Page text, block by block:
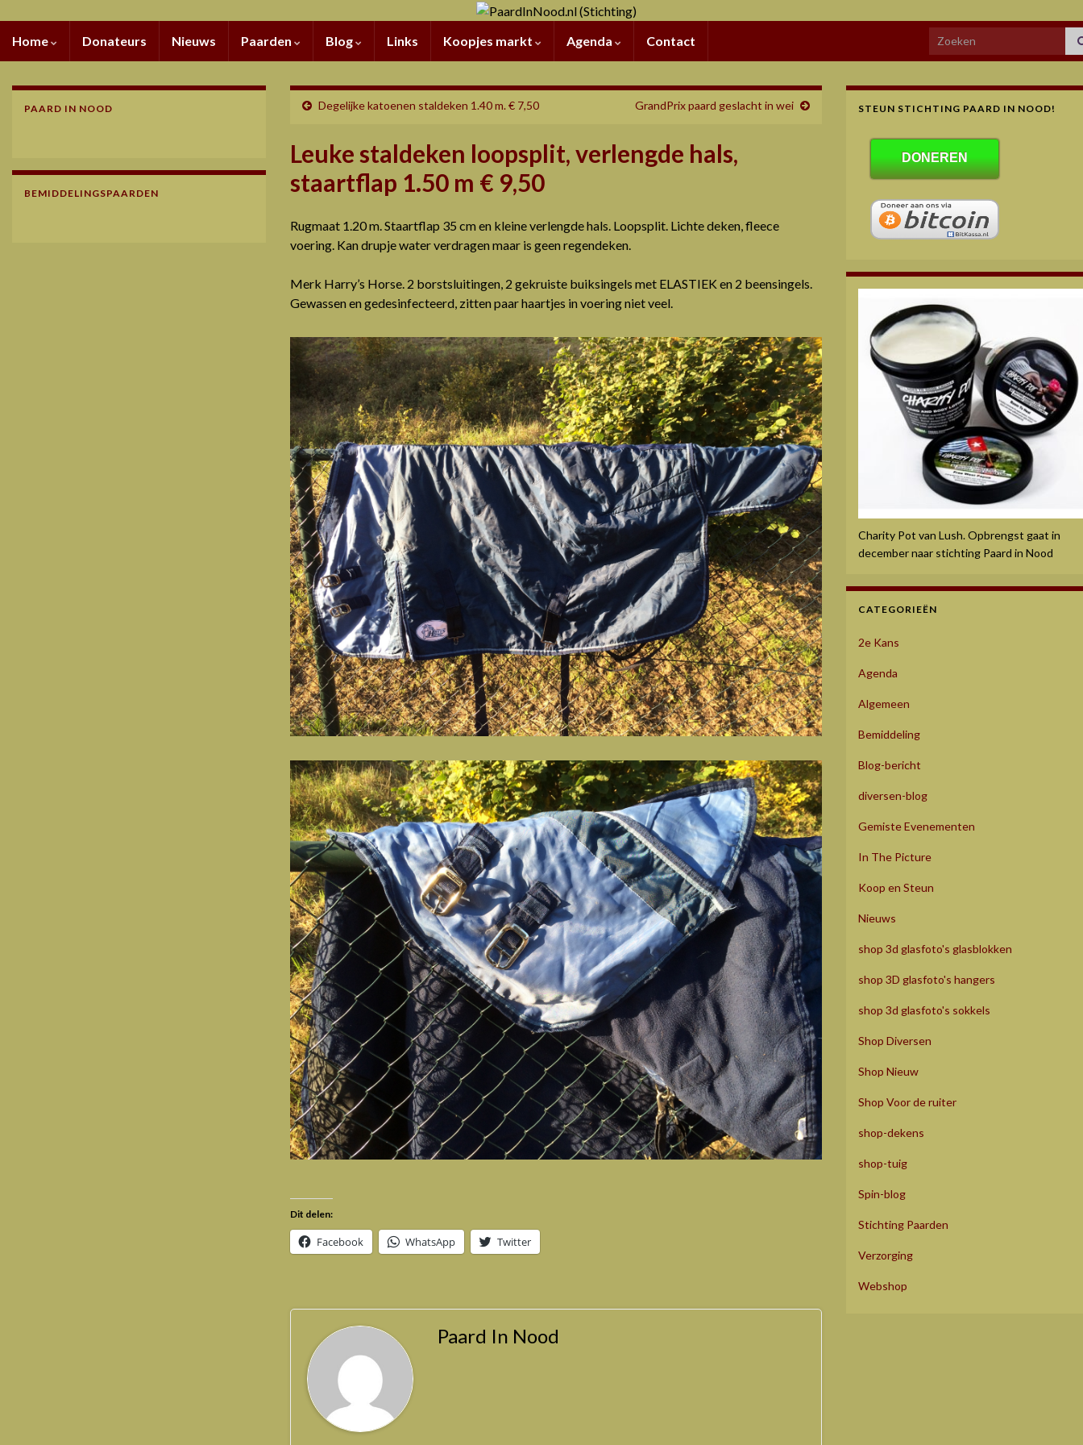
Home Donateurs Nieuws Paarden Blog Links Koopjes markt Agenda Contact Search for:
Degelijke katoenen staldeken 1.40 m. € 7,50 GrandPrix paard geslacht in wei
Leuke staldeken loopsplit, verlengde hals,
staartflap 1.50 m € 9,50
Rugmaat 1.20 m. Staartflap 35 cm en kleine verlengde hals. Loopsplit. Lichte deken, fleece
voering. Kan drupje water verdragen maar is geen regendeken.
Merk Harry’s Horse. 2 borstsluitingen, 2 gekruiste buiksingels met ELASTIEK en 2 beensingels.
Gewassen en gedesinfecteerd, zitten paar haartjes in voering niet veel.
Dit delen:
Facebook WhatsApp Twitter
Paard In Nood
PAARD IN NOOD
BEMIDDELINGSPAARDEN
STEUN STICHTING PAARD IN NOOD!
DONEREN
Charity Pot van Lush. Opbrengst gaat in
december naar stichting Paard in Nood
CATEGORIEËN
2e Kans
Agenda
Algemeen
Bemiddeling
Blog-bericht
diversen-blog
Gemiste Evenementen
In The Picture
Koop en Steun
Nieuws
shop 3d glasfoto's glasblokken
shop 3D glasfoto's hangers
shop 3d glasfoto's sokkels
Shop Diversen
Shop Nieuw
Shop Voor de ruiter
shop-dekens
shop-tuig
Spin-blog
Stichting Paarden
Verzorging
Webshop